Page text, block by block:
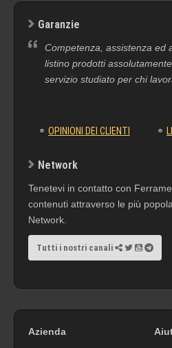
Garanzie
Competenza, assistenza ed
listino prodotti
servizio studiato per chi
OPINIONI DEI CLIENTI
Network
Tenetevi in contatto con
contenuti attraverso le più
Network.
Tutti i nostri canali
Azienda